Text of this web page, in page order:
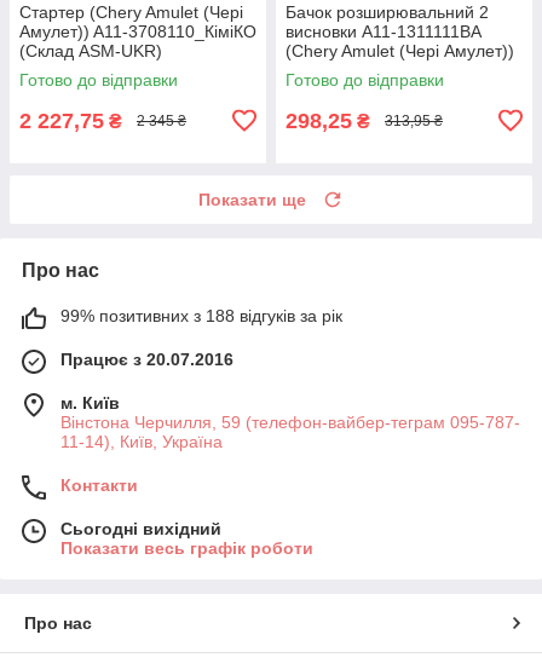
Стартер (Chery Amulet (Чері
Амулет)) A11-3708110_КіміКО
(Склад ASM-UKR)
Готово до відправки
2 227,75 ₴ 2 345 ₴
Бачок розширювальний 2
висновки A11-1311111BA
(Chery Amulet (Чері Амулет))
(Склад ASM-UKR)
Готово до відправки
298,25 ₴ 313,95 ₴
Показати ще
Про нас
99% позитивних з 188 відгуків за рік
Працює з 20.07.2016
м. Київ
Вінстона Черчилля, 59 (телефон-вайбер-теграм 095-787-
11-14), Київ, Україна
Контакти
Сьогодні вихідний
Показати весь графік роботи
Про нас